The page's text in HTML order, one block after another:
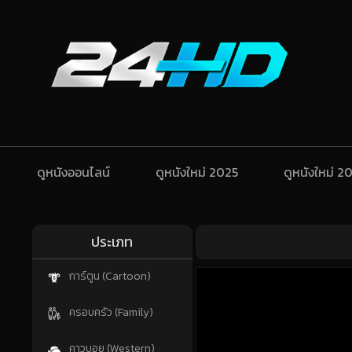
ดูหนังออนไลน์ ดูหนังใหม่ 2025 ดูหนังใหม่
ประเภท
การ์ตูน (Cartoon)
ครอบครัว (Family)